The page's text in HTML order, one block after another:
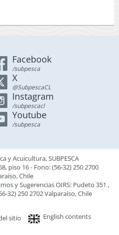
Facebook
/subpesca
X
@SubpescaCL
Instagram
/subpescacl
Youtube
/subpesca
y Acuicultura, SUBPESCA
piso 16 - Fono: (56-32) 250 2700
Chile
y Sugerencias OIRS: Pudeto 351 ,
32) 250 2702 Valparaíso, Chile
sitio English contents